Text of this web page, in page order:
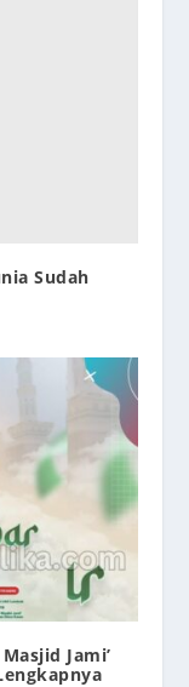
Sudah
Jami’